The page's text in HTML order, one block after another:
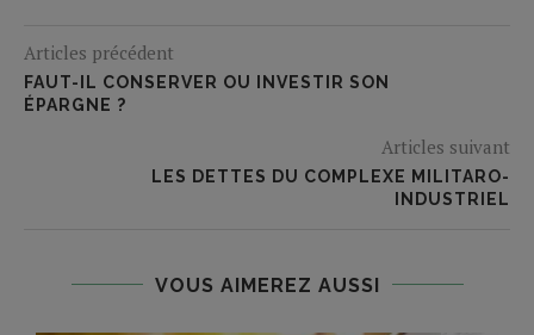
Articles précédent
FAUT-IL CONSERVER OU INVESTIR SON
ÉPARGNE ?
Articles suivant
LES DETTES DU COMPLEXE MILITARO-
INDUSTRIEL
VOUS AIMEREZ AUSSI